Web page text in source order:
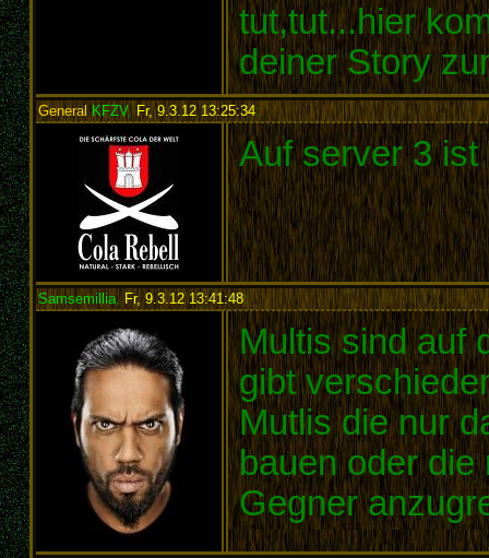
tut,tut...hier
deiner Story
GeneralKFZV, Fr, 9.3.12 13:25:34:
Auf server 3 ist
Samsemillia, Fr, 9.3.12 13:41:48:
Multis sind auf
gibt
Mutlis die nur
bauen oder die
Gegner